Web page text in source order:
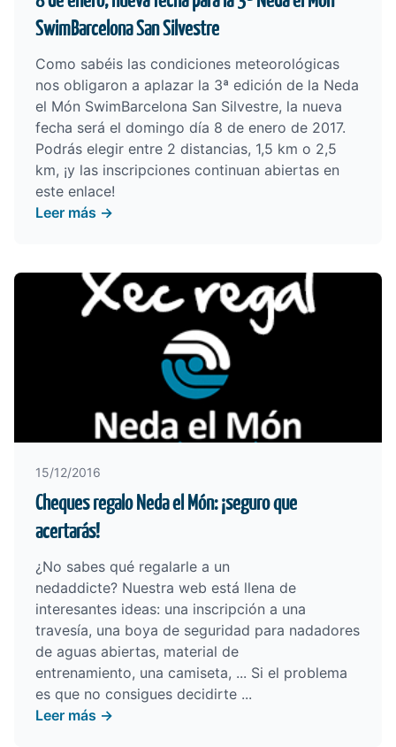
SwimBarcelona San Silvestre
Como sabéis las condiciones meteorológicas
nos obligaron a aplazar la 3ª edición de la Neda
el Món SwimBarcelona San Silvestre, la nueva
fecha será el domingo día 8 de enero de 2017.
Podrás elegir entre 2 distancias, 1,5 km o 2,5
km, ¡y las inscripciones continuan abiertas en
este enlace!
Leer más →
15/12/2016
Cheques regalo Neda el Món: ¡seguro que
acertarás!
¿No sabes qué regalarle a un
nedaddicte? Nuestra web está llena de
interesantes ideas: una inscripción a una
travesía, una boya de seguridad para nadadores
de aguas abiertas, material de
entrenamiento, una camiseta, ... Si el problema
es que no consigues decidirte ...
Leer más →